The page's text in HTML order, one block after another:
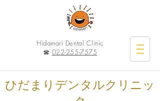
Hidamari Dental Clinic
☎︎ 022-255-7575
ひだまりデンタルクリニッ